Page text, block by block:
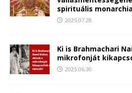
spirituális
2025.07.28.
Ki is Brahmachari
mikrofonját
2025.06.30.